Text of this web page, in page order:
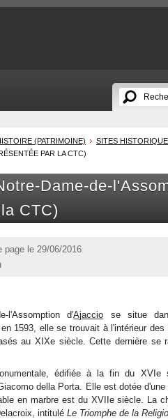
(PATRIMOINE) SITES
PAR LA CTC)
Dame-de-
CTC)
page le 29/06/2016
l'Assomption d'Ajaccio se situe
1593, elle se trouvait à l'intérieur des
au XIXe siècle. Cette dernière se
édifiée à la fin du XVIe
della Porta. Elle est dotée d'une
en marbre est du XVIIe siècle. La
intitulé Le Triomphe de la